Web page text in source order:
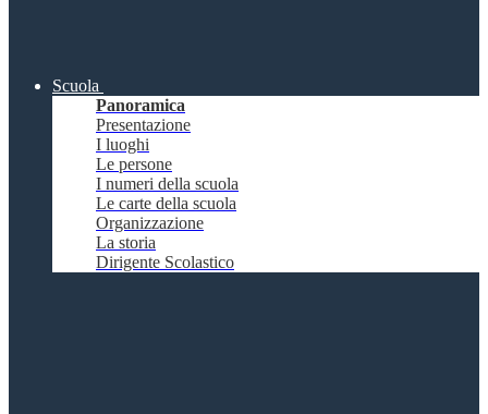
Scuola
Panoramica
Presentazione
I luoghi
Le persone
I numeri della scuola
Le carte della scuola
Organizzazione
La storia
Dirigente Scolastico